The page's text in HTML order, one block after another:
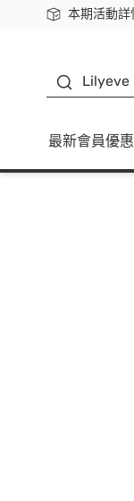
本期活動詳
下載app最
Lilyeve
最新會員優惠